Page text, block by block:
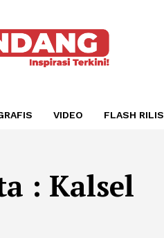
VIDEO FLASH RILIS
: Kalsel